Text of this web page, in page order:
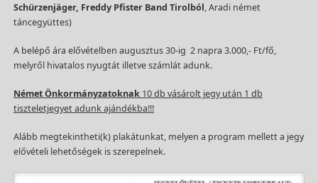
Schürzenjäger, Freddy Pfister Band Tirolból, Aradi német
táncegyüttes)
A belépő ára elővételben augusztus 30-ig 2 napra 3.000,- Ft/fő,
melyről hivatalos nyugtát illetve számlát adunk.
Német Önkormányzatoknak10 db vásároltjegy után 1 db
tiszteletjegyet adunk ajándékba!!!
Alább megtekintheti(k) plakátunkat, melyen a program mellett a jegy
elővételi lehetőségek is szerepelnek.